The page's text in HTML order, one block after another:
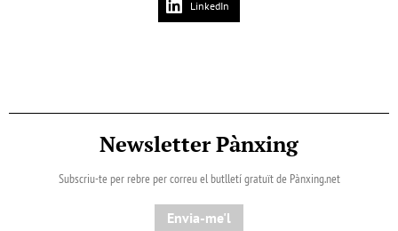
LinkedIn
Newsletter Pànxing
Subscriu-te per rebre per correu el butlletí gratuït de Pànxing.net​
Envia-me'l